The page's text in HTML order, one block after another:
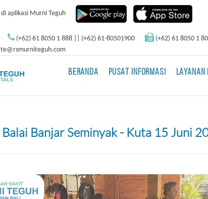
aplikasi Murni Teguh
(+62) 61 8050 1 888 || (+62) 61-80501900
(+62) 61 8050 1
BERANDA PUSAT INFORMASI LAYANAN
Banjar Seminyak - Kuta 15 Juni